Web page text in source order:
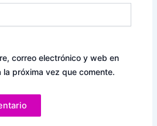
correo electrónico y web en
próxima vez que comente.